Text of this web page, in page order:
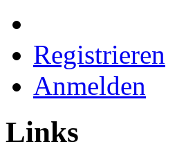
Registrieren
Anmelden
Links